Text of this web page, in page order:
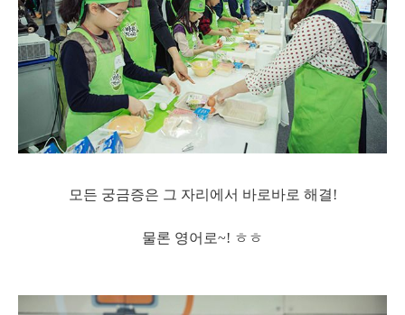
모든 궁금증은 그 자리에서 바로바로 해결!
물론 영어로~! ㅎㅎ